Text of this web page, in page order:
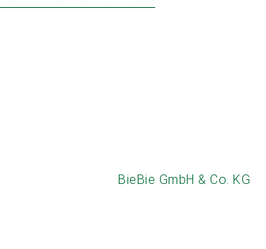
BieBie GmbH & Co. KG